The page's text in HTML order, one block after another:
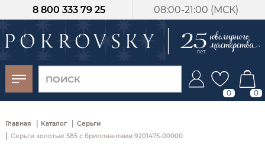
08:00-21:00 (МСК)
8 800 333 79 25
0 0
Главная | Каталог | Серьги
| Серьги золотые 585 с бриллиантами 9201475-00000
-30%
от 15 дней с
момента оплаты